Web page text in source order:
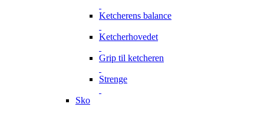
Ketcherens balance
Ketcherhovedet
Grip til ketcheren
Strenge
Sko